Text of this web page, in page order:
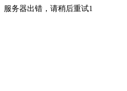
服务器出错，请稍后重试1